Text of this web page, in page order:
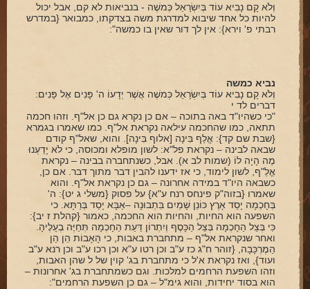
וְלֹא קָם נָבִיא עוֹד בְּיִשְׂרָאֵל כְּמשֶׁה - בנביאות לא קם, אבל יכול
להיות כל אחד שיבוא למדרגת משה בצדקתו, כמבואר {במדרש
רבתי פ' וירא}: אין לך דור שאין בו כמשה":
נביא כמשה
וְלֹא קָם נָבִיא עוֹד בְּיִשְׂרָאֵל כְּמשֶׁה אֲשֶׁר יְדָעוֹ ה' פָּנִים אֶל פָּנִים:
דברים לד י
"כי כשהיו"ד באה בתוכה – אם כן נקרא גם כן אל"ף. וזהו חכמה
תתאה, כמו שהחכמה עילאה נקראת אל"ף. כמו שאמרו בגמרא
{שבת שם קד}: אֱלַף בִּינָה [אלוף בִּינָה]. והוא, שאל"ף קודם
שבאה לבינה – נקראת פל"א: לשון מופלא ומכוסה, כי לֹא יָדַעְנוּ
מֶה הָיָה לוֹ (שמות לב א). אבל, כשנתחברה בבינה – נקראת
אֱלַ"ף, לשון לימוד, כי אז ידענו להבין דבר מתוך דבר. אם כן,
כשבאה היו"ד במידה אחרונה – גם כן נקראת אל"ף. והוא
שאמרו {בזוה"ק פינחס רנח ע"א} על פסוק {משלי ג יט}: ה'
בְּחָכְמָה יָסַד אָרֶץ כּוֹנֵן שָׁמַיִם בִּתְבוּנָה –אַבָּא יָסַד בְּרַתָּא. כי
השפעה הוא החיות, והחיות הוא החכמה, כאמור {קהלת ז יב}:
כִּי בְּצֵל הַחָכְמָה בְּצֵל הַכָּסֶף וְיִתְרוֹן דַּעַת הַחָכְמָה תְּחַיֶּה בְעָלֶיהָ.
ואחר שנקראת אל"ף – מתחברת באבות, כי הָאָבוֹת הֵן הֵן
הַמֶרְכָּבָה, {זוהר ח"ג כז ע"ב וכן רטו ע"א וכן רכו ע"ב וכן רנא ע"ב
ועוד}, ואז נקראת א'ל כי מתחברת בג' קוין של ל שהן האבות,
וזהו השפעת הרחמים למלכות. וגם כשמתחברת בג' אחרונות –
הוא בסוד יחידות, והוא גימ"ל – גם כן השפעת הרחמים":